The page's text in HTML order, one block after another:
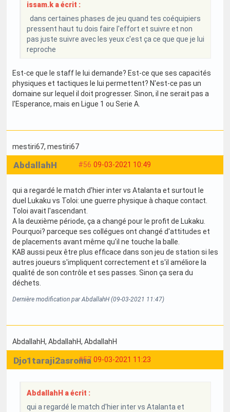
issam.k a écrit :
dans certaines phases de jeu quand tes coéquipiers
pressent haut tu dois faire l'effort et suivre et non
pas juste suivre avec les yeux c'est ça ce que que je lui
reproche
Est-ce que le staff le lui demande? Est-ce que ses capacités
physiques et tactiques le lui permettent? N'est-ce pas un
domaine sur lequel il doit progresser. Sinon, il ne serait pas a
l'Esperance, mais en Ligue 1 ou Serie A.
mestiri67, mestiri67
#56 09-03-2021 10:49
AbdallahH
qui a regardé le match d'hier inter vs Atalanta et surtout le
duel Lukaku vs Toloi: une guerre physique à chaque contact.
Toloi avait l'ascendant.
A la deuxième période, ça a changé pour le profit de Lukaku.
Pourquoi? parceque ses collégues ont changé d'attitudes et
de placements avant même qu'il ne touche la balle.
KAB aussi peux être plus efficace dans son jeu de station si les
autres joueurs s'impliquent correctement et s'il améliore la
qualité de son contrôle et ses passes. Sinon ça sera du
déchets.
Dernière modification par AbdallahH (09-03-2021 11:47)
AbdallahH, AbdallahH, AbdallahH
#57 09-03-2021 11:23
Djo1taraji2asroma
AbdallahH a écrit :
qui a regardé le match d'hier inter vs Atalanta et